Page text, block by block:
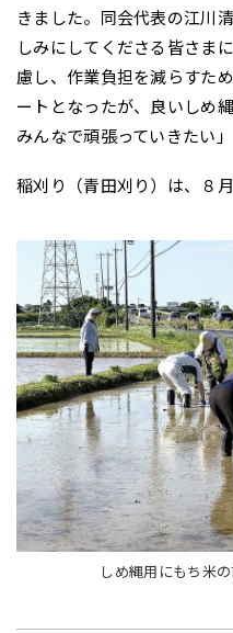
しめ縄用にもち米
きました。同会代表の江川
しみにしてくださる皆さま
慮し、作業負担を減らすた
ートとなったが、良いしめ
みんなで頑張っていきたい
稲刈り（青田刈り）は、８